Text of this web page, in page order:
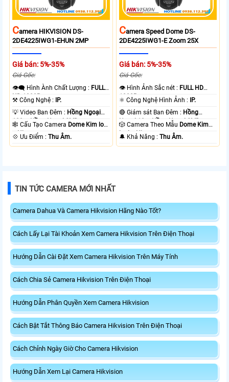
CAmera HIKVISION DS-
2DE4225IWG1-EHUN 2MP
Giá bán: 5%-35%
Giá Gốc:
👁️‍🗨 Hình Ành Chất Lượng : FULL
HD 1080P .
⚒ Công Nghệ :
IP.
💡 Video Ban Đêm : Hồng Ngoại
100m Hồng Ngoại SMD.
🕸️ Cấu Tạo Camera Dome Kim loại
+ Nhựa.
️💠 Ưu Điểm :Thu Âm.
CAmera Speed Dome DS-
2DE4225IWG1-E Zoom 25X
Giá bán: 5%-35%
Giá Gốc:
👁 Hình Ảnh Sắc nét : FULL HD
1080P .
⚛️ Công Nghệ Hình Ảnh :
IP.
🔴 Giám sát Ban Đêm : Hồng
Ngoại 10m Hồng Ngoại SMD.
🎲 Camera Theo Mẫu Dome Kim
loại + Nhựa.
️🔔 Khả Năng :Thu Âm.
TIN TỨC CAMERA MỚI NHẤT
Camera Dahua Và Camera Hikvision Hãng Nào Tốt?
Cách Lấy Lại Tài Khoản Xem Camera Hikvision Trên Điện Thoại
Hướng Dẫn Cài Đặt Xem Camera Hikvision Trên Máy Tính
Cách Chia Sẻ Camera Hikvision Trên Điện Thoại
Hướng Dẫn Phân Quyền Xem Camera Hikvision
Cách Bật Tắt Thông Báo Camera Hikvision Trên Điện Thoại
Cách Chỉnh Ngày Giờ Cho Camera Hikvision
Hướng Dẫn Xem Lại Camera Hikvision